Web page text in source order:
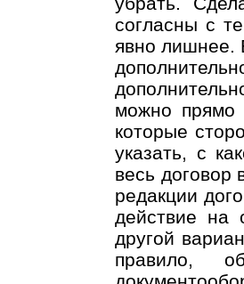
согласны с
явно лишнее.
можно прямо
которые
указать, с
весь договор
редакции
действие на
другой
правило,